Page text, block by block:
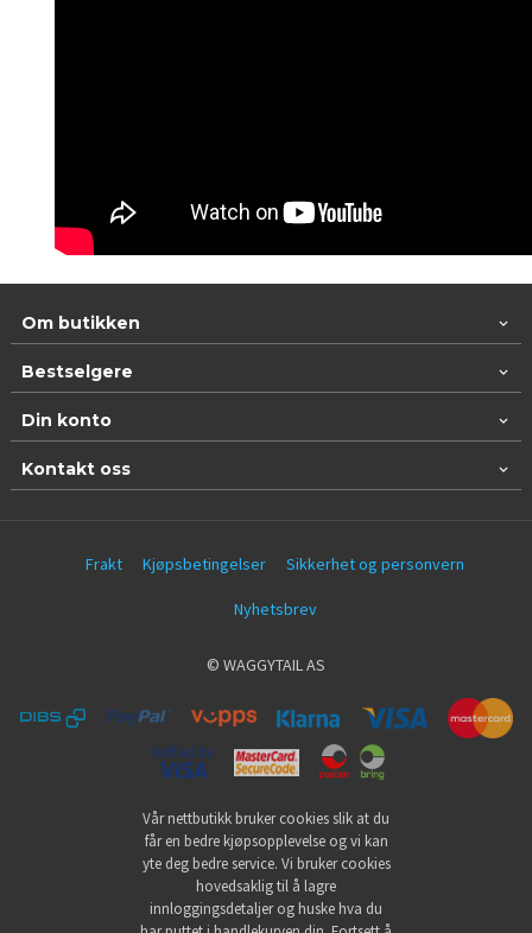
Om butikken
Bestselgere
Din konto
Kontakt oss
Frakt Kjøpsbetingelser Sikkerhet og personvern
Nyhetsbrev
© WAGGYTAIL AS
Vår nettbutikk bruker cookies slik at du
får en bedre kjøpsopplevelse og vi kan
yte deg bedre service. Vi bruker cookies
hovedsaklig til å lagre
innloggingsdetaljer og huske hva du